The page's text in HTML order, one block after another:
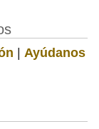
| Ayúdanos